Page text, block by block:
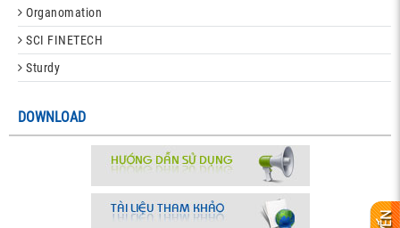
Organomation
SCI FINETECH
Sturdy
DOWNLOAD